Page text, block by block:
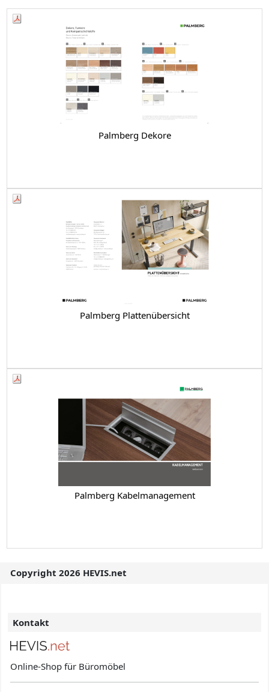
Palmberg Dekore
Palmberg Plattenübersicht
Palmberg Kabelmanagement
Copyright 2026 HEVIS.net
Kontakt
Online-Shop für Büromöbel